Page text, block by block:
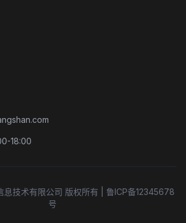
18:00
技术有限公司 版权所有 | 鲁ICP备12345678
号